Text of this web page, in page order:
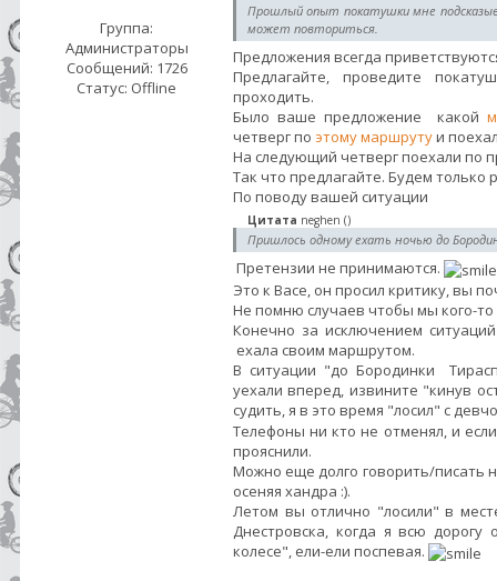
Группа:
Администраторы
Сообщений: 1726
Статус: Offline
Прошлый опыт покатушки мне
может повториться.
Предложения всегда
Предлагайте, проведите
проходить.
Было ваше предложение какой
четверг по этому маршрутуи
На следующий четверг поехали по
Так что предлагайте. Будем только
По поводу вашей ситуации
Цитата neghen ()
Пришлось одному ехать ночью до
Претензии не принимаются.
Это к Васе, он просил критику, вы
Не помню случаев чтобы мы кого-
Конечно за исключением
ехала своим маршрутом.
В ситуации "до Бородинки
уехали вперед, извините "кинув
судить, я в это время "лосил" с
Телефоны ни кто не отменял, и
прояснили.
Можно еще долго говорить/писать
осеняя хандра :).
Летом вы отлично "лосили" в
Днестровска, когда я всю
колесе", ели-ели поспевая.